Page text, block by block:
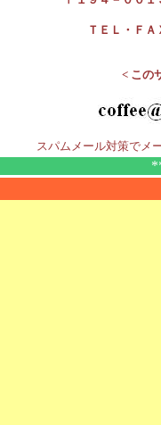
ＴＥＬ・Ｆ
< この
スパムメール対策でメ